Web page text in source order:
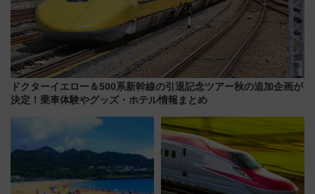
ドクターイエロー＆500系新幹線の引退記念ツアー秋の追加企画が
決定！乗車体験やグッズ・ホテル情報まとめ